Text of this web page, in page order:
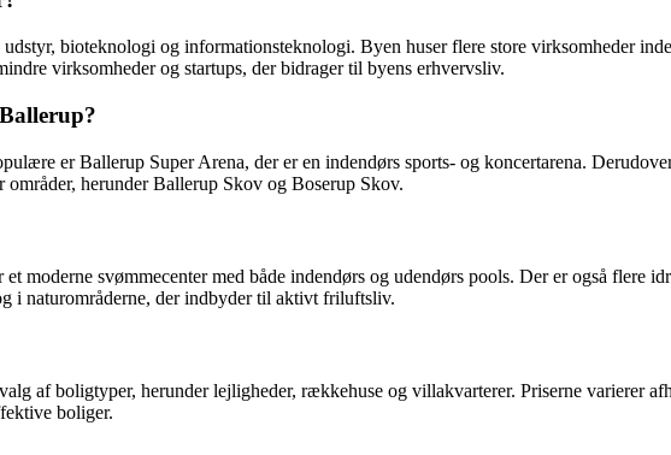
bioteknologi og informationsteknologi. Byen huser flere store virksomheder
virksomheder og startups, der bidrager til byens erhvervsliv.
er Ballerup Super Arena, der er en indendørs sports- og koncertarena.
herunder Ballerup Skov og Boserup Skov.
moderne svømmecenter med både indendørs og udendørs pools. Der er også flere
i naturområderne, der indbyder til aktivt friluftsliv.
af boligtyper, herunder lejligheder, rækkehuse og villakvarterer. Priserne varierer
boliger.